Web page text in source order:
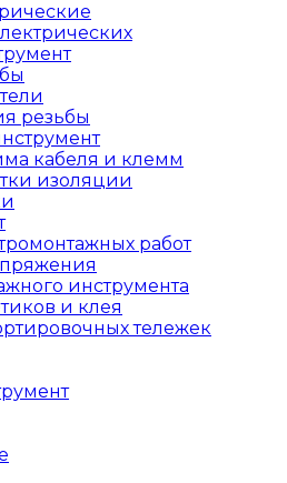
резьбы
кабеля и клемм
изоляции
работ
инструмента
и клея
тележек